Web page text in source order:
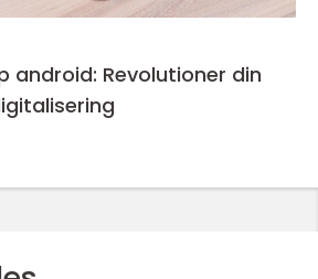
android: Revolutioner din